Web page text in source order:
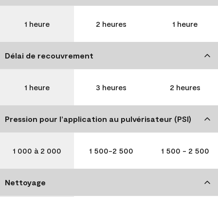
1 heure 2 heures 1 heure
Délai de recouvrement
1 heure 3 heures 2 heures
Pression pour l’application au pulvérisateur (PSI)
1 000 à 2 000 1 500-2 500 1 500 - 2 500
Nettoyage